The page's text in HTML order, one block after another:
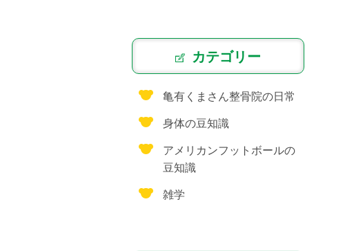
カテゴリー
亀有くまさん整骨院の日常
身体の豆知識
アメリカンフットボールの
豆知識
雑学